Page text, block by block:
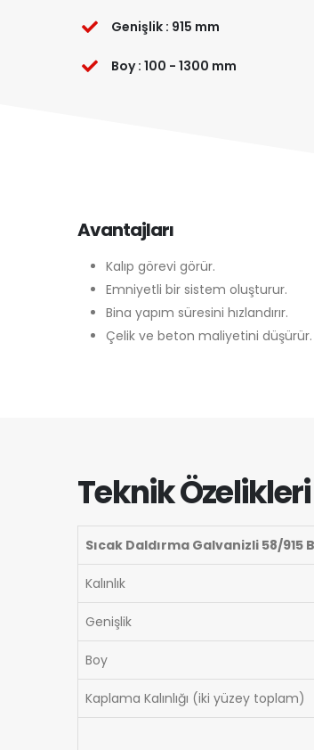
Genişlik : 915 mm
Boy : 100 - 1300 mm
Avantajları
Kalıp görevi görür.
Emniyetli bir sistem oluşturur.
Bina yapım süresini hızlandırır.
Çelik ve beton maliyetini düşürür.
Teknik Özelikleri
Sıcak Daldırma Galvanizli 58/
Kalınlık
Genişlik
Boy
Kaplama Kalınlığı (iki yüzey toplam)